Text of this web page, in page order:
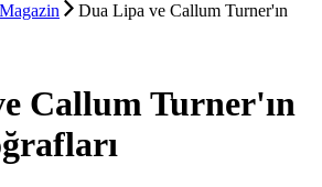
Magazin
Dua Lipa ve Callum Turner'ın
Callum Turner'ın